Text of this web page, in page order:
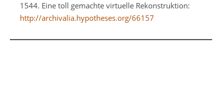
1544. Eine toll gemachte virtuelle Rekonstruktion:
http://archivalia.hypotheses.org/66157